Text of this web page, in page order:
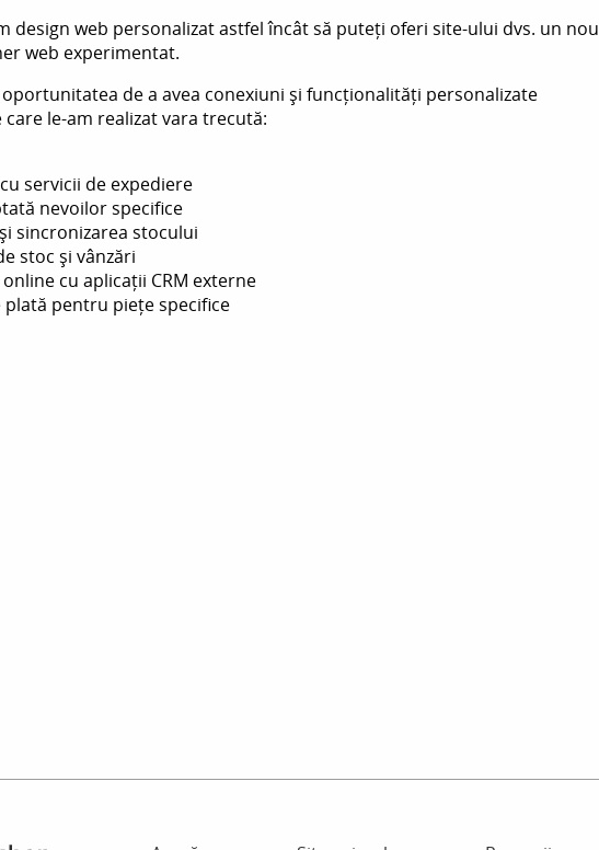
design web personalizat astfel încât să puteți oferi site-ului dvs. un nou
web experimentat.
de a avea conexiuni și funcționalități personalizate
le-am realizat vara trecută:
servicii de expediere
nevoilor specifice
sincronizarea stocului
stoc și vânzări
cu aplicații CRM externe
pentru piețe specifice